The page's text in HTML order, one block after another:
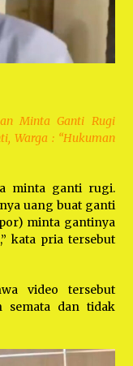
Minta Ganti Rugi
Warga : “Hukuman
minta ganti rugi.
uang buat ganti
minta gantinya
kata pria tersebut
video tersebut
semata dan tidak